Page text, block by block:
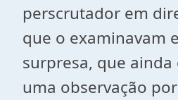
perscrutador em
que o examinavam
surpresa, que ainda
uma observação